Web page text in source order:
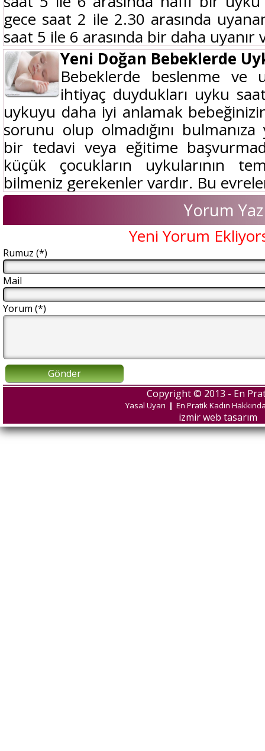
gece saat 2 ile 2.30 arasında
saat 5 ile 6 arasında bir daha uyanır
Yeni Doğan Bebeklerde
Bebeklerde beslenme ve
ihtiyaç duydukları uyku
uykuyu daha iyi anlamak
sorunu olup olmadığını
bir tedavi veya eğitime
küçük çocukların uykularının
bilmeniz gerekenler vardır. Bu
Yorum Yaz
Yeni Yorum
Rumuz (*)
Mail
Yorum (*)
Gönder
Copyright © 2013 - En
Yasal Uyarı | En Pratik Kadın
izmir web tasarım